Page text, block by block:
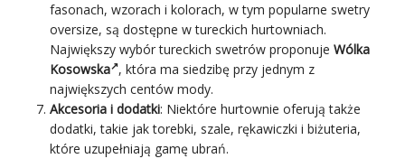
fasonach, wzorach i kolorach, w tym popularne swetry
oversize, są dostępne w tureckich hurtowniach.
Największy wybór tureckich swetrów proponuje Wólka
Kosowska , która ma siedzibę przy jednym z
największych centów mody.
Akcesoria i dodatki: Niektóre hurtownie oferują także
dodatki, takie jak torebki, szale, rękawiczki i biżuteria,
które uzupełniają gamę ubrań.